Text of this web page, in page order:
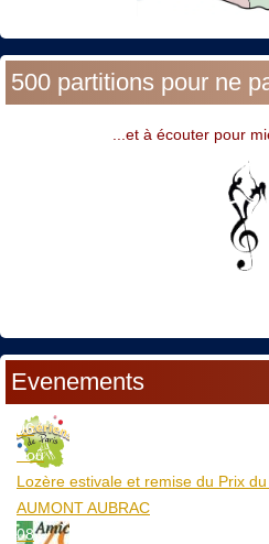
500 partitions pour ne
...et à écouter pour
Evenements
06
Aoû
Lozère estivale et remise du Prix
AUMONT AUBRAC
08